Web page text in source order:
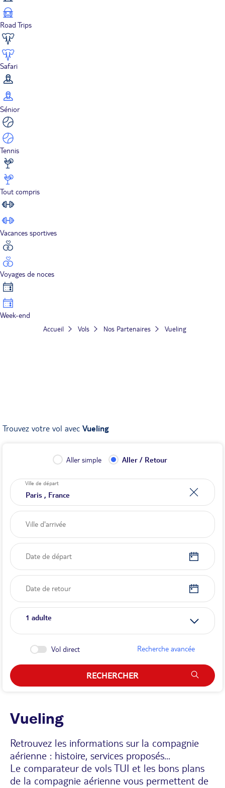
Road Trips
Safari
Sénior
Tennis
Tout compris
Vacances sportives
Voyages de noces
Week-end
Accueil Vols Nos Partenaires Vueling
Trouvez votre vol avec Vueling
Aller simple Aller / Retour
Ville de départ
Date de départ
Date de retour
1 adulte
Vol direct Recherche avancée
RECHERCHER
Vueling
Retrouvez les informations sur la compagnie
aérienne : histoire, services proposés...
Le comparateur de vols TUI et les bons plans
de la compagnie aérienne vous permettent de